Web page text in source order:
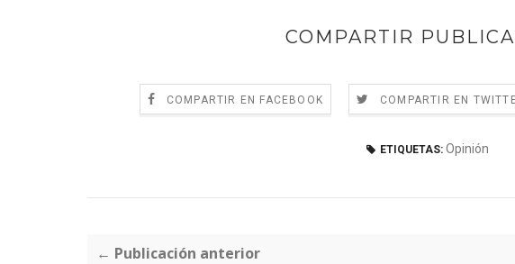
COMPARTIR
COMPARTIR EN FACEBOOK COMPARTIR EN
ETIQUETAS: Opinión
← Publicación anterior